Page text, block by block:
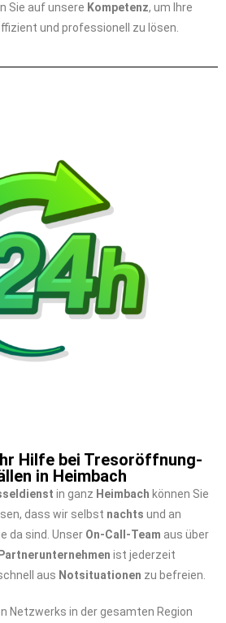
Sie auf unsere Kompetenz, um Ihre
und professionell zu lösen.
Hilfe bei Tresoröffnung-
in Heimbach
in ganz Heimbach können Sie
dass wir selbst nachts und an
da sind. Unser On-Call-Team aus über
ist jederzeit
aus Notsituationen zu befreien.
Netzwerks in der gesamten Region